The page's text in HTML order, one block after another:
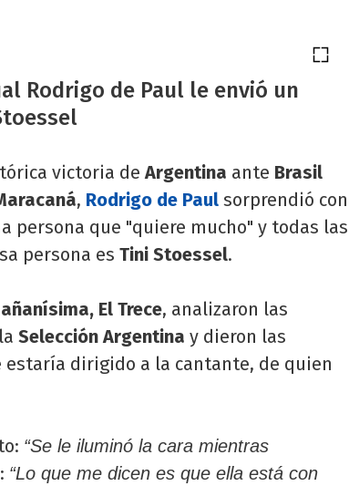
Rodrigo de Paul le envió un
victoria de Argentina ante Brasil
, Rodrigo de Paul sorprendió con
persona que "quiere mucho" y todas las
persona es Tini Stoessel.
El Trece, analizaron las
Selección Argentina y dieron las
estaría dirigido a la cantante, de quien
“Se le iluminó la cara mientras
“Lo que me dicen es que ella está con